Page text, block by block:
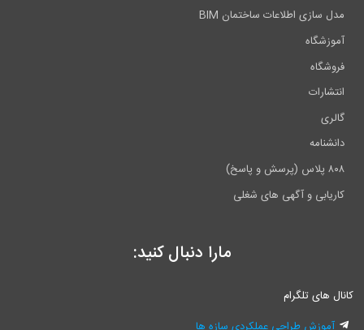
مدل سازی اطلاعات ساختمان BIM
آموزشگاه
فروشگاه
انتشارات
گالری
دانشنامه
۸۰۸ پلاس (پرسش و پاسخ)
کاریابی و آگهی های شغلی
مارا دنبال کنید:
کانال های تلگرام